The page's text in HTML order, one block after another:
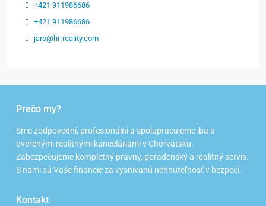
+421 911986686
+421 911986686
jaro@hr-reality.com
Prečo my?
Sme zodpovední, profesionálni a spolupracujeme iba s
overenými realitnými kanceláriami v Chorvátsku.
Zabezpečujeme kompletný právny, poradenský a realitný servis.
S nami sú Vaše financie za vysnívanú nehnuteľnosť v bezpečí.
Kontakt